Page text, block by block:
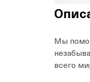
Мы
всего